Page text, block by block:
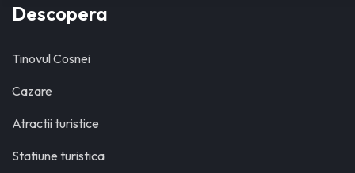
Descopera
Tinovul Cosnei
Cazare
Atractii turistice
Statiune turistica